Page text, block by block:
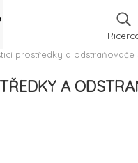
prostředky a odstraňovače
A